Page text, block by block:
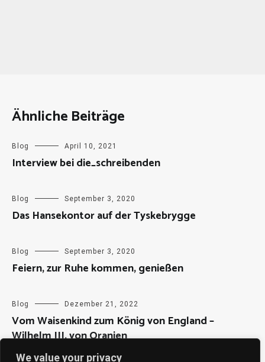
We value your privacy
Ähnliche Beiträge
Blog April 10, 2021
Interview bei die_schreibenden
Blog September 3, 2020
Das Hansekontor auf der Tyskebrygge
Blog September 3, 2020
Feiern, zur Ruhe kommen, genießen
Blog Dezember 21, 2022
Vom Waisenkind zum König von England –
Wilhelm III. von Oranien